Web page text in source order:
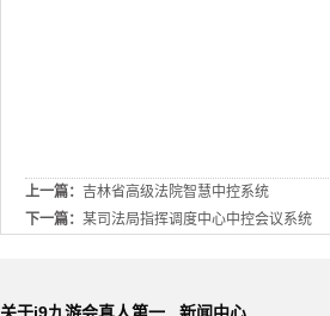
上一篇： 吉林省高级法院智慧中控系统
下一篇： 某司法局指挥调度中心中控会议系统